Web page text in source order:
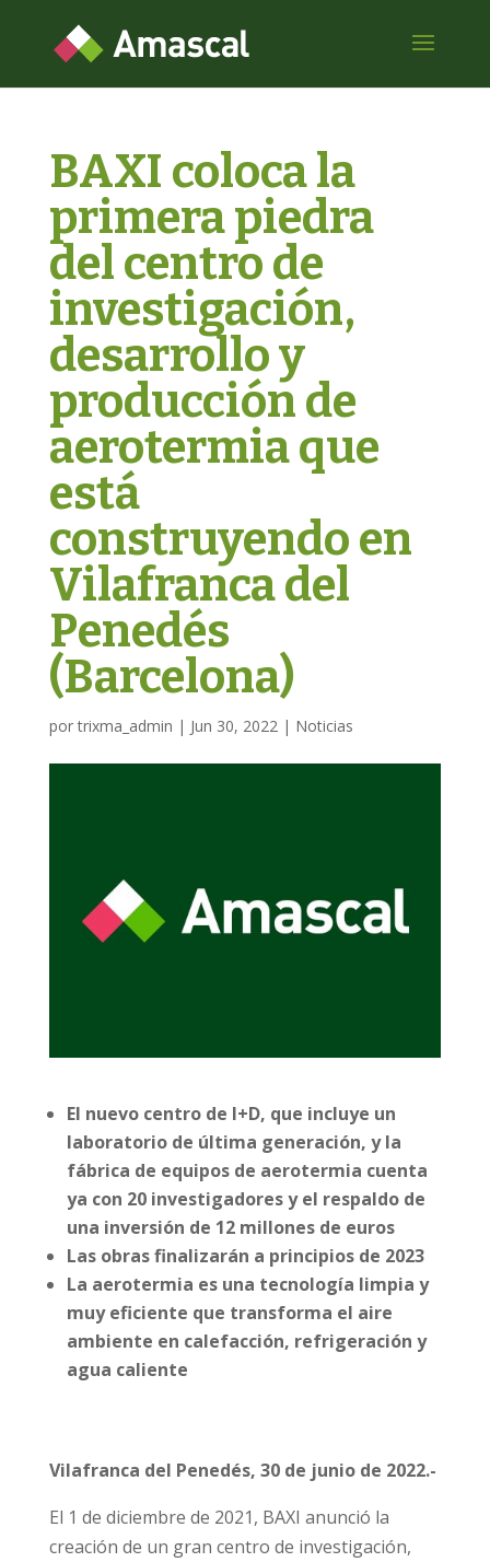
BAXI coloca la
primera piedra
del centro de
investigación,
desarrollo y
producción de
aerotermia que
está
construyendo en
Vilafranca del
Penedés
(Barcelona)
portrixma_admin | Jun 30, 2022| Noticias
El nuevo centro de I+D, que incluye un
laboratorio de última generación, y la
fábrica de equipos de aerotermia cuenta
ya con 20 investigadores y el respaldo de
una inversión de 12 millones de euros
Las obras finalizarán a principios de 2023
La aerotermia es una tecnología limpia y
muy eficiente que transforma el aire
ambiente en calefacción, refrigeración y
agua caliente
Vilafranca del Penedés, 30 de junio de 2022.-
El 1 de diciembre de 2021, BAXI anunció la
creación de un gran centro de investigación,